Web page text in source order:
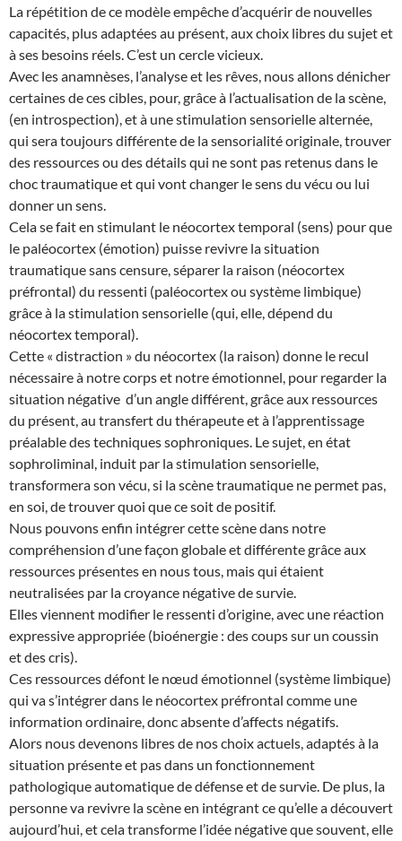
La répétition de ce modèle empêche d’acquérir de nouvelles
capacités, plus adaptées au présent, aux choix libres du sujet et
à ses besoins réels. C’est un cercle vicieux.
Avec les anamnèses, l’analyse et les rêves, nous allons dénicher
certaines de ces cibles, pour, grâce à l’actualisation de la scène,
(en introspection), et à une stimulation sensorielle alternée,
qui sera toujours différente de la sensorialité originale, trouver
des ressources ou des détails qui ne sont pas retenus dans le
choc traumatique et qui vont changer le sens du vécu ou lui
donner un sens.
Cela se fait en stimulant le néocortex temporal (sens) pour que
le paléocortex (émotion) puisse revivre la situation
traumatique sans censure, séparer la raison (néocortex
préfrontal) du ressenti (paléocortex ou système limbique)
grâce à la stimulation sensorielle (qui, elle, dépend du
néocortex temporal).
Cette « distraction » du néocortex (la raison) donne le recul
nécessaire à notre corps et notre émotionnel, pour regarder la
situation négative d’un angle différent, grâce aux ressources
du présent, au transfert du thérapeute et à l’apprentissage
préalable des techniques sophroniques. Le sujet, en état
sophroliminal, induit par la stimulation sensorielle,
transformera son vécu, si la scène traumatique ne permet pas,
en soi, de trouver quoi que ce soit de positif.
Nous pouvons enfin intégrer cette scène dans notre
compréhension d’une façon globale et différente grâce aux
ressources présentes en nous tous, mais qui étaient
neutralisées par la croyance négative de survie.
Elles viennent modifier le ressenti d’origine, avec une réaction
expressive appropriée (bioénergie : des coups sur un coussin
et des cris).
Ces ressources défont le nœud émotionnel (système limbique)
qui va s’intégrer dans le néocortex préfrontal comme une
information ordinaire, donc absente d’affects négatifs.
Alors nous devenons libres de nos choix actuels, adaptés à la
situation présente et pas dans un fonctionnement
pathologique automatique de défense et de survie. De plus, la
personne va revivre la scène en intégrant ce qu’elle a découvert
aujourd’hui, et cela transforme l’idée négative que souvent, elle